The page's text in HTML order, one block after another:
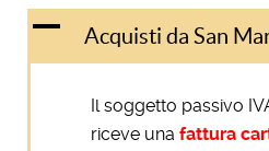
A Acquisti da San
Il soggetto passivo
riceve una fattura